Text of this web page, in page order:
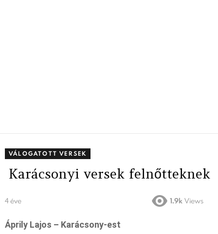
VÁLOGATOTT VERSEK
Karácsonyi versek felnőtteknek
4 éve 1.9k Views
Áprily Lajos – Karácsony-est